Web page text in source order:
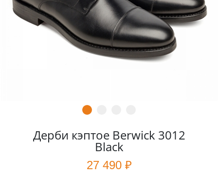
Дерби кэптое Berwick 3012
Black
27 490 ₽